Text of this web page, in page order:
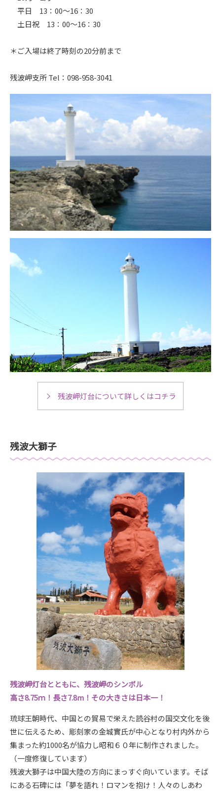
平日 13：00～16：30
土日祝 13：00～16：30
＊ご入場は終了時刻の20分前まで
残波岬支所 Tel：098-958-3041
残波岬灯台について詳しくはコチラ
残波大獅子
残波岬灯台とともに、残波岬のシンボル
高さ8.75ｍ！長さ7.8m！その大きさは日本一！
琉球王朝時代、中国との貿易で栄えた読谷村の国交文化を後
世に伝えるため、彫刻家の金城實氏が中心となり村内外から
集まった約1000名が協力し昭和６０年に制作されました。
（一度修復しています）
残波大獅子は中国大陸の方向にまっすぐ向いています。そば
にある石碑には「夢を語れ！ロマンを抱け！人々のしあわ